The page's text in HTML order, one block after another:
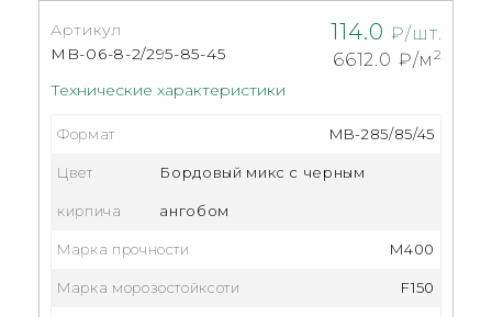
114.0 ₽/шт.
6612.0 ₽/м2
Технические характеристики
Артикул
MB-06-8-2/295-85-45
Формат MB-285/85/45
Цвет
кирпича
Бордовый микс с черным
ангобом
Марка прочности M400
Марка морозостойксоти F150